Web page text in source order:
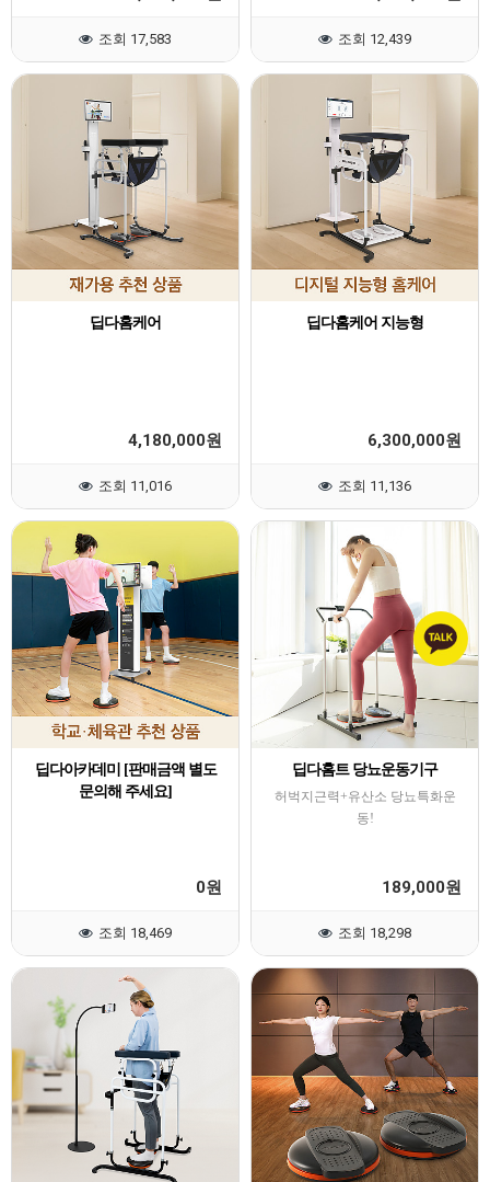
조회 17,583 조회 12,439
딥다홈케어
4,180,000원
조회 11,016
딥다홈케어 지능형
6,300,000원
조회 11,136
딥다아카데미 [판매금액 별도
문의해 주세요]
0원
조회 18,469
딥다홈트 당뇨운동기구
허벅지근력+유산소 당뇨특화운
동!
189,000원
조회 18,298